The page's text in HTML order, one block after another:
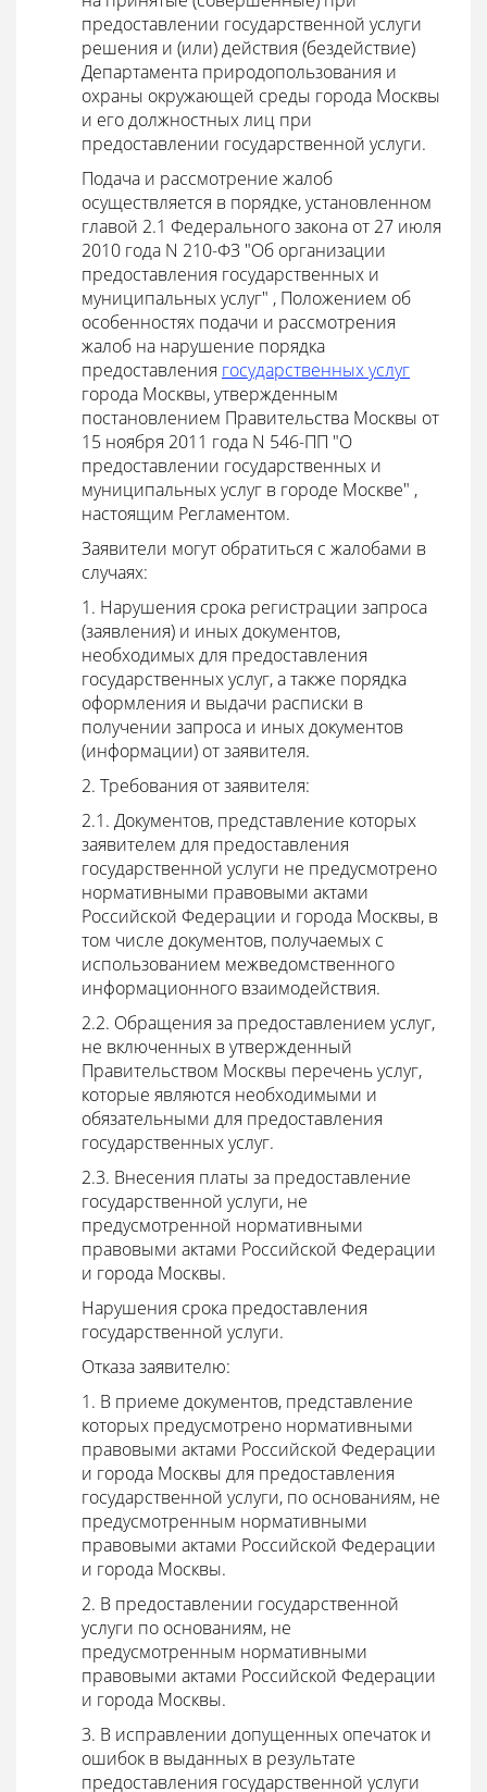
предоставлении государственной услуги
решения и (или) действия (бездействие)
Департамента природопользования и
охраны окружающей среды города Москвы
и его должностных лиц при
предоставлении государственной услуги.
Подача и рассмотрение жалоб
осуществляется в порядке, установленном
главой 2.1 Федерального закона от 27 июля
2010 года N 210-ФЗ "Об организации
предоставления государственных и
муниципальных услуг" , Положением об
особенностях подачи и рассмотрения
жалоб на нарушение порядка
предоставления государственных услуг
города Москвы, утвержденным
постановлением Правительства Москвы от
15 ноября 2011 года N 546-ПП "О
предоставлении государственных и
муниципальных услуг в городе Москве" ,
настоящим Регламентом.
Заявители могут обратиться с жалобами в
случаях:
1. Нарушения срока регистрации запроса
(заявления) и иных документов,
необходимых для предоставления
государственных услуг, а также порядка
оформления и выдачи расписки в
получении запроса и иных документов
(информации) от заявителя.
2. Требования от заявителя:
2.1. Документов, представление которых
заявителем для предоставления
государственной услуги не предусмотрено
нормативными правовыми актами
Российской Федерации и города Москвы, в
том числе документов, получаемых с
использованием межведомственного
информационного взаимодействия.
2.2. Обращения за предоставлением услуг,
не включенных в утвержденный
Правительством Москвы перечень услуг,
которые являются необходимыми и
обязательными для предоставления
государственных услуг.
2.3. Внесения платы за предоставление
государственной услуги, не
предусмотренной нормативными
правовыми актами Российской Федерации
и города Москвы.
Нарушения срока предоставления
государственной услуги.
Отказа заявителю:
1. В приеме документов, представление
которых предусмотрено нормативными
правовыми актами Российской Федерации
и города Москвы для предоставления
государственной услуги, по основаниям, не
предусмотренным нормативными
правовыми актами Российской Федерации
и города Москвы.
2. В предоставлении государственной
услуги по основаниям, не
предусмотренным нормативными
правовыми актами Российской Федерации
и города Москвы.
3. В исправлении допущенных опечаток и
ошибок в выданных в результате
предоставления государственной услуги